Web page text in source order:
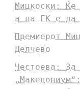
Мицкоски: Ќе
а на ЕК е да
Премиерот
Делчево
Честоева: За